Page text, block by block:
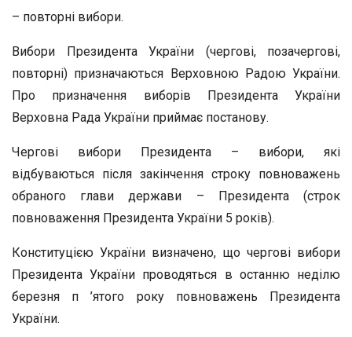
– повторні вибори.
Вибори Президента України (чергові, позачергові,
повторні) призначаються Верховною Радою України.
Про призначення виборів Президента України
Верховна Рада України приймає постанову.
Чергові вибори Президента – вибори, які
відбуваються після закінчення строку повноважень
обраного глави держави – Президента (строк
повноваження Президента України 5 років).
Конституцією України визначено, що чергові вибори
Президента України проводяться в останню неділю
березня п ’ятого року повноважень Президента
України.